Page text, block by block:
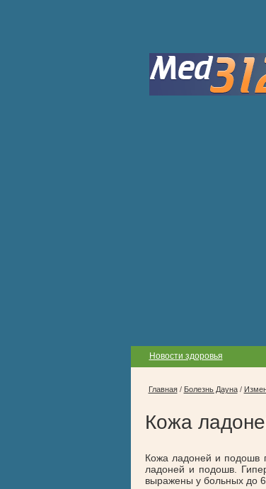
Новости здоровья
Главная/ Болезнь Дауна/
Кожа
Кожа ладоней и подошв
ладоней и подошв.
выражены у больных до 6